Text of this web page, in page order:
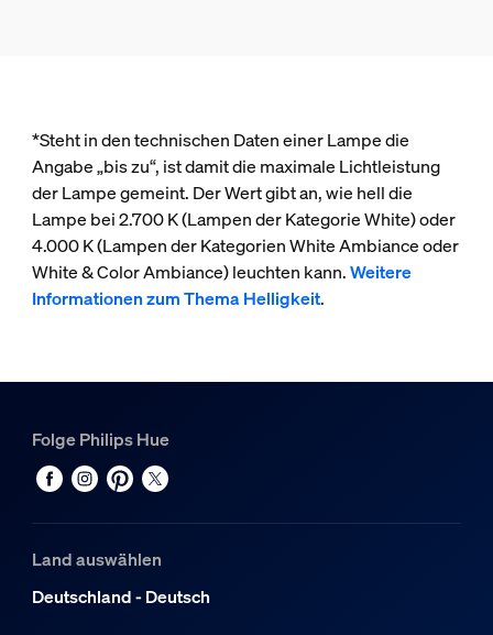
*Steht in den technischen Daten einer Lampe die
Angabe „bis zu“, ist damit die maximale Lichtleistung
der Lampe gemeint. Der Wert gibt an, wie hell die
Lampe bei 2.700 K (Lampen der Kategorie White) oder
4.000 K (Lampen der Kategorien White Ambiance oder
White & Color Ambiance) leuchten kann.Weitere
Informationen zum Thema Helligkeit.
Folge Philips Hue
Land auswählen
Deutschland - Deutsch